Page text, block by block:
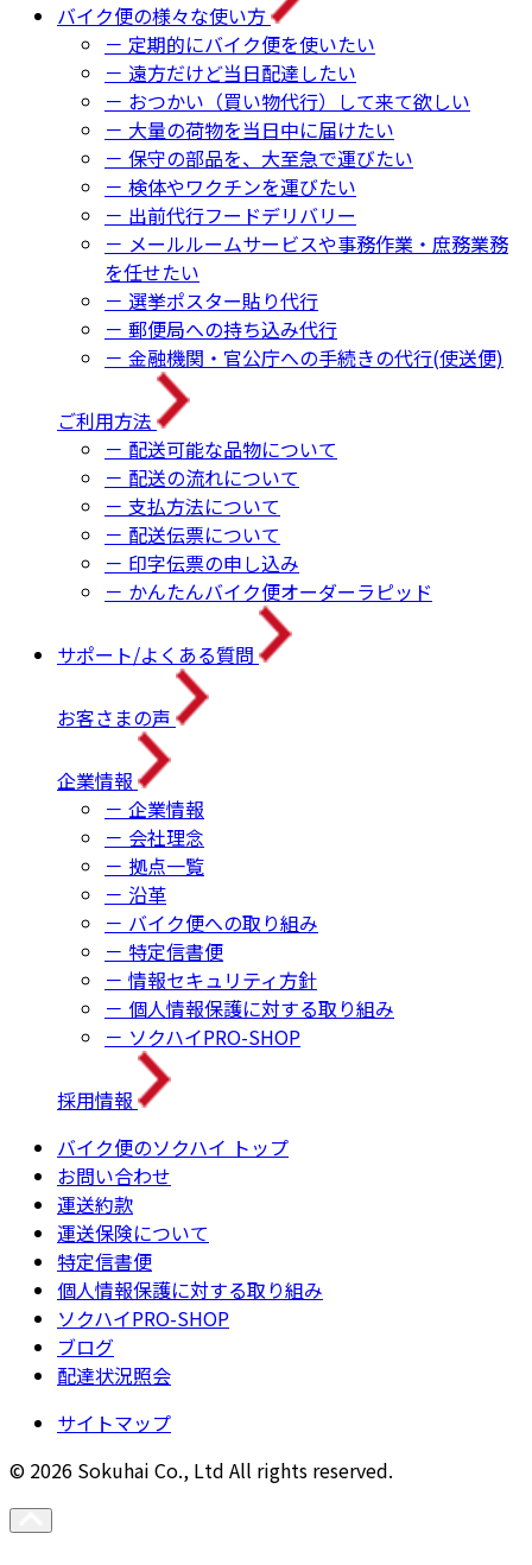
バイク便の様々な使い方
－ 定期的にバイク便を使いたい
－ 遠方だけど当日配達したい
－ おつかい（買い物代行）して来て欲しい
－ 大量の荷物を当日中に届けたい
－ 保守の部品を、大至急で運びたい
－ 検体やワクチンを運びたい
－ 出前代行フードデリバリー
－ メールルームサービスや事務作業・庶務業務
を任せたい
－ 選挙ポスター貼り代行
－ 郵便局への持ち込み代行
－ 金融機関・官公庁への手続きの代行(使送便)
ご利用方法
－ 配送可能な品物について
－ 配送の流れについて
－ 支払方法について
－ 配送伝票について
－ 印字伝票の申し込み
－ かんたんバイク便オーダーラピッド
サポート/よくある質問
お客さまの声
企業情報
－ 企業情報
－ 会社理念
－ 拠点一覧
－ 沿革
－ バイク便への取り組み
－ 特定信書便
－ 情報セキュリティ方針
－ 個人情報保護に対する取り組み
－ ソクハイPRO-SHOP
採用情報
バイク便のソクハイ トップ
お問い合わせ
運送約款
運送保険について
特定信書便
個人情報保護に対する取り組み
ソクハイPRO-SHOP
ブログ
配達状況照会
サイトマップ
© 2026 Sokuhai Co., Ltd All rights reserved.